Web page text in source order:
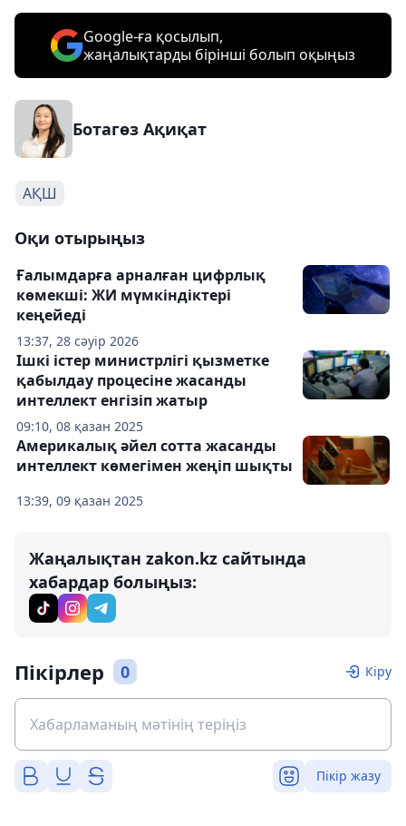
Google-ға қосылып,
жаңалықтарды бірінші болып оқыңыз
Ботагөз Ақиқат
АҚШ
Оқи отырыңыз
13:37, 28 сәуір 2026
Ғалымдарға арналған цифрлық
көмекші: ЖИ мүмкіндіктері
кеңейеді
09:10, 08 қазан 2025
Ішкі істер министрлігі қызметке
қабылдау процесіне жасанды
интеллект енгізіп жатыр
13:39, 09 қазан 2025
Америкалық әйел сотта жасанды
интеллект көмегімен жеңіп шықты
Жаңалықтан zakon.kz сайтында
хабардар болыңыз:
Пікірлер 0 Кіру
Пікір жазу